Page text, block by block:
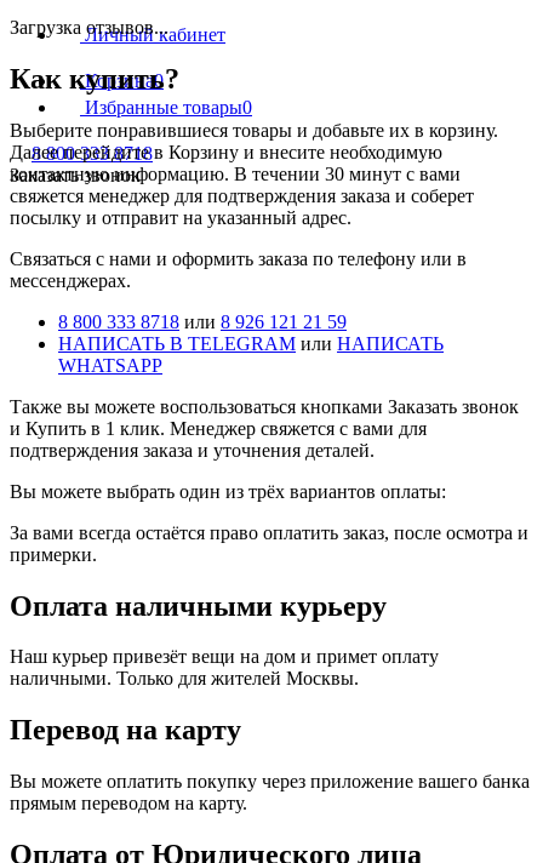
Личный кабинет
Корзина0
Избранные товары0
8 800 333 8718
Заказать звонок
Загрузка отзывов...
Как купить?
Выберите понравившиеся товары и добавьте их в корзину.
Далее перейдите в Корзину и внесите необходимую
контактную информацию. В течении 30 минут с вами
свяжется менеджер для подтверждения заказа и соберет
посылку и отправит на указанный адрес.
Cвязаться с нами и оформить заказа по телефону или в
мессенджерах.
8 800 333 8718 или 8 926 121 21 59
НАПИСАТЬ В TELEGRAM или НАПИСАТЬ
WHATSAPP
Также вы можете воспользоваться кнопками Заказать звонок
и Купить в 1 клик. Менеджер свяжется с вами для
подтверждения заказа и уточнения деталей.
Вы можете выбрать один из трёх вариантов оплаты:
За вами всегда остаётся право оплатить заказ, после осмотра и
примерки.
Оплата наличными курьеру
Наш курьер привезёт вещи на дом и примет оплату
наличными. Только для жителей Москвы.
Перевод на карту
Вы можете оплатить покупку через приложение вашего банка
прямым переводом на карту.
Оплата от Юридического лица